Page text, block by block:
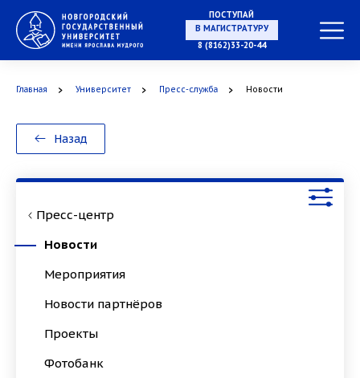
ПОСТУПАЙ
НА СПЕЦИАЛИТЕТ
8 (8162)33-20-44
Главная Университет Пресс-служба Новости
Назад
Пресс-центр
Новости
Мероприятия
Новости партнёров
Проекты
Фотобанк